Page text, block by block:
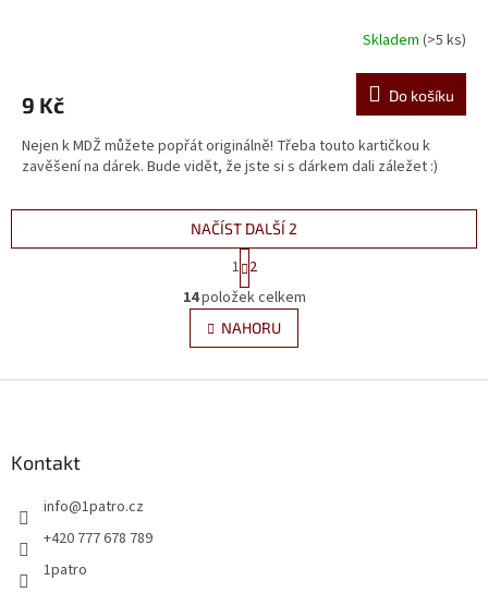
Skladem (>5 ks)
9 Kč Do košíku
Nejen k MDŽ můžete popřát originálně! Třeba touto kartičkou k
zavěšení na dárek. Bude vidět, že jste si s dárkem dali záležet :)
O
v
l
á
NAČÍST DALŠÍ 2
S
t
r
á
n
k
v
1 2
14položek celkem
NAHORU
Kontakt
info@1patro.cz
+420 777 678 789
1patro